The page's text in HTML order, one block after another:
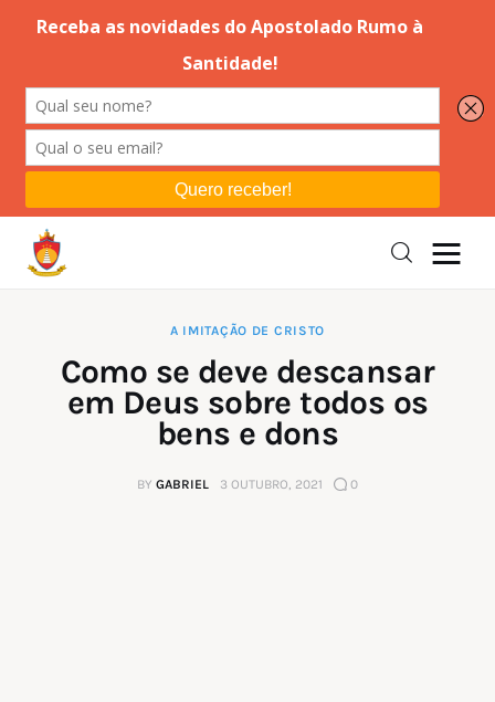
Editorial
Orações
Instruções
Espiritualidade
Catolicismo
Sobre
A IMITAÇÃO DE CRISTO
Como se deve descansar
em Deus sobre todos os
bens e dons
BY GABRIEL 3 OUTUBRO, 2021 0